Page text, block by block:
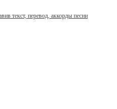
текст, перевод, аккорды песни